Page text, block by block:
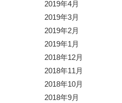
2019年4月
2019年3月
2019年2月
2019年1月
2018年12月
2018年11月
2018年10月
2018年9月